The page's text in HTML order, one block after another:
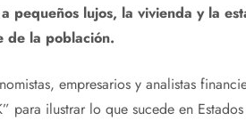
pequeños lujos, la vivienda y la
de la población.
empresarios y analistas
para ilustrar lo que sucede en